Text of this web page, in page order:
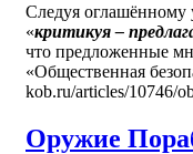
Следуя
«критикуя –
что предложенные
«Общественная
kob.ru/articles/10746/
Оружие